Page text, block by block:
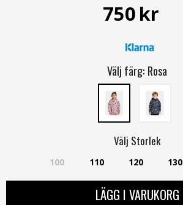
750kr
Välj färg: Rosa
Välj Storlek
100 110 120 130
LÄGG I VARUKORG